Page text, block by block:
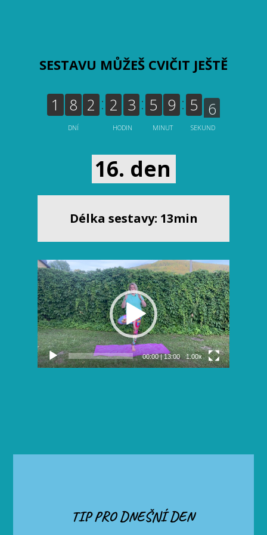
SESTAVU MŮŽEŠ CVIČIT JEŠTĚ
1 8 2
DNÍ
2 3
HODIN
5 9
MINUT
5
SEKUND
16. den
Délka sestavy: 13min
Video
přehrávač
00:00|13:00 1.00x
TIP PRO DNEŠNÍ DEN